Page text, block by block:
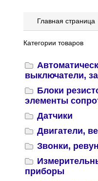
Главная страница
Категории товаров
выключатели,
Блоки
элементы
Датчики
Двигатели,
Звонки,
приборы